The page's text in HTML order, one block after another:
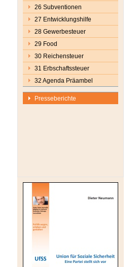
26 Subventionen
27 Entwicklungshilfe
28 Gewerbesteuer
29 Food
30 Reichensteuer
31 Erbschaftssteuer
32 Agenda Präambel
Presseberichte